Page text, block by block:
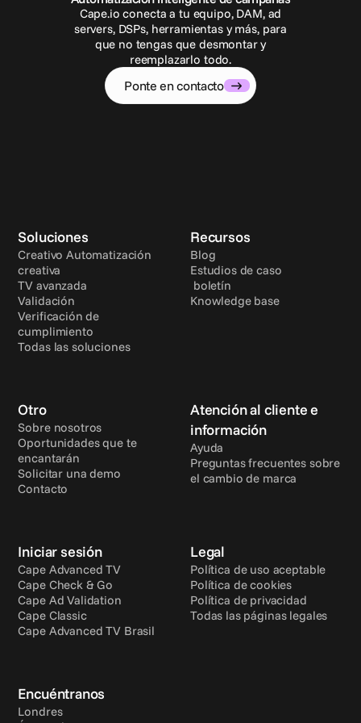
Cape.io conecta a tu equipo, DAM, ad
servers, DSPs, herramientas y más, para
que no tengas que desmontar y
reemplazarlo todo.
Ponte en contacto
Soluciones
Creativo Automatización
creativa
TV avanzada
Validación
Verificación de
cumplimiento
Todas las soluciones
Recursos
Blog
Estudios de caso
boletín
Knowledge base
Otro
Sobre nosotros
Oportunidades que te
encantarán
Solicitar una demo
Contacto
Atención al cliente e
información
Ayuda
Preguntas frecuentes sobre
el cambio de marca
Iniciar sesión
Cape Advanced TV
Cape Check & Go
Cape Ad Validation
Cape Classic
Cape Advanced TV Brasil
Legal
Política de uso aceptable
Política de cookies
Política de privacidad
Todas las páginas legales
Encuéntranos
Londres